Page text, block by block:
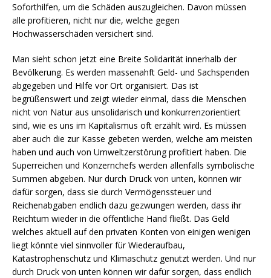
Soforthilfen, um die Schäden auszugleichen. Davon müssen
alle profitieren, nicht nur die, welche gegen
Hochwasserschäden versichert sind.
Man sieht schon jetzt eine Breite Solidarität innerhalb der
Bevölkerung. Es werden massenahft Geld- und Sachspenden
abgegeben und Hilfe vor Ort organisiert. Das ist
begrüßenswert und zeigt wieder einmal, dass die Menschen
nicht von Natur aus unsolidarisch und konkurrenzorientiert
sind, wie es uns im Kapitalismus oft erzählt wird. Es müssen
aber auch die zur Kasse gebeten werden, welche am meisten
haben und auch von Umweltzerstörung profitiert haben. Die
Superreichen und Konzernchefs werden allenfalls symbolische
Summen abgeben. Nur durch Druck von unten, können wir
dafür sorgen, dass sie durch Vermögenssteuer und
Reichenabgaben endlich dazu gezwungen werden, dass ihr
Reichtum wieder in die öffentliche Hand fließt. Das Geld
welches aktuell auf den privaten Konten von einigen wenigen
liegt könnte viel sinnvoller für Wiederaufbau,
Katastrophenschutz und Klimaschutz genutzt werden. Und nur
durch Druck von unten können wir dafür sorgen, dass endlich